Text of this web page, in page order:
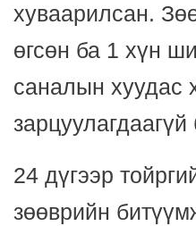
хуваарилсан.
өгсөн ба 1 хүн
саналын хуудас
зарцуулагдаагүй
24 дүгээр
зөөврийн